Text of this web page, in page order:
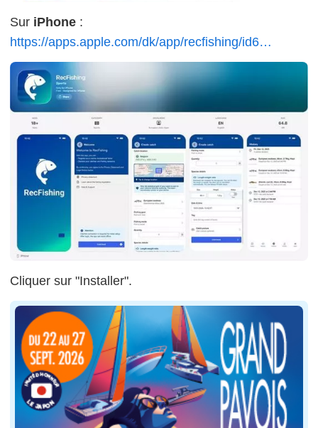
Sur iPhone :
https://apps.apple.com/dk/app/recfishing/id6…
Cliquer sur "Installer".